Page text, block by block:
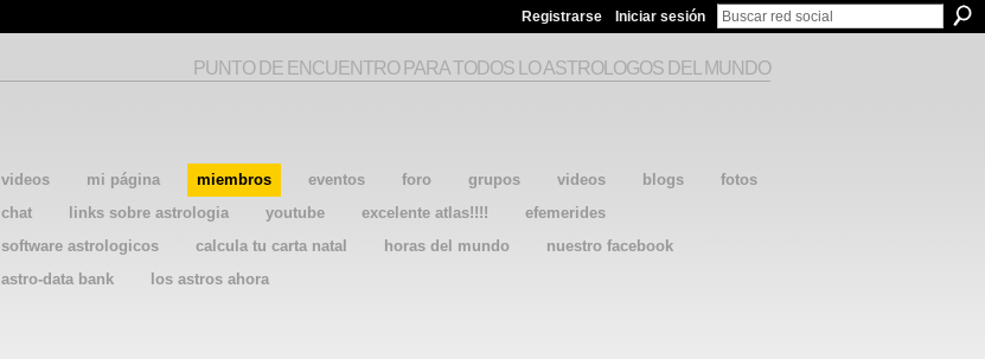
Registrarse Iniciar sesión
videos mi página miembros eventos foro grupos videos blogs
fotos
chat
links sobre astrologia youtube excelente atlas!!!!
efemerides
software astrologicos
calcula tu carta natal horas del mundo
nuestro facebook
astro-data bank
los astros ahora
PUNTO DE ENCUENTRO PARA TODOS LO ASTROLOGOS DEL MUNDO